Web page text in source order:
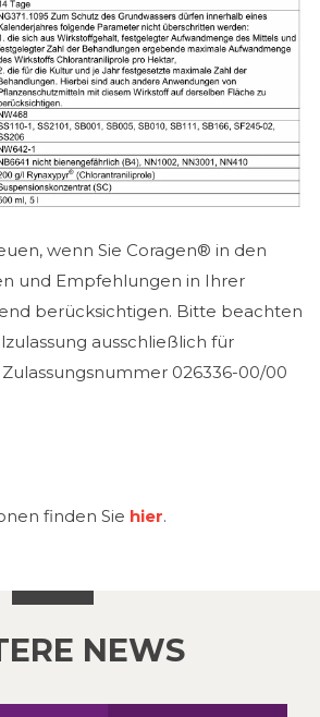
wenn Sie Coragen® in den
und Empfehlungen in Ihrer
berücksichtigen. Bitte beachten
ausschließlich für
026336-00/00
finden Sie hier.
NEWS